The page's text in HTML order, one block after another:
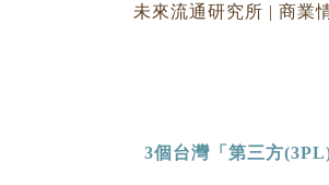
未來流通研究所 | 商業
3個台灣「第三方